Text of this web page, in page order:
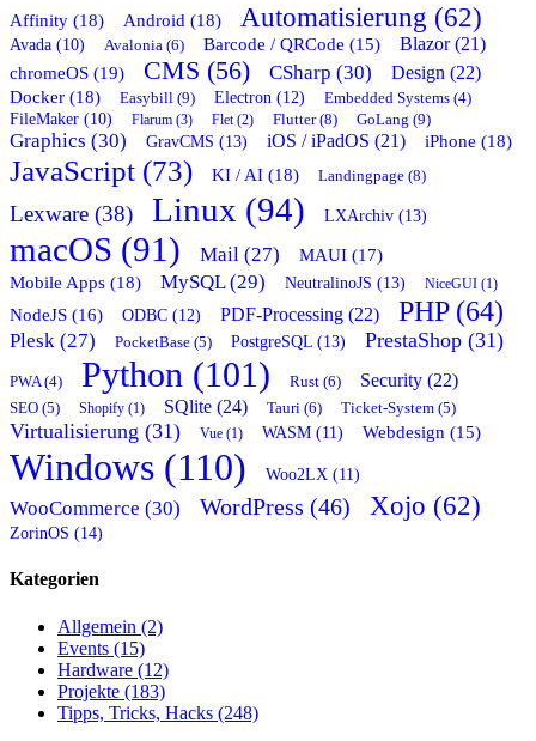
Affinity (18) Android (18) Automatisierung (62)
Avada (10) Avalonia (6) Barcode / QRCode (15)
Blazor (21)
chromeOS (19)
CMS (56) CSharp (30) Design (22)
Docker (18) Easybill (9) Electron (12) Embedded Systems (4)
FileMaker (10) Flarum (3) Flet (2) Flutter (8) GoLang (9)
Graphics (30) GravCMS (13) iOS / iPadOS (21) iPhone (18)
JavaScript (73) KI / AI (18) Landingpage (8)
Lexware (38) Linux (94) LXArchiv (13)
macOS (91) Mail (27)
MAUI (17)
Mobile Apps (18)
MySQL (29) NeutralinoJS (13) NiceGUI (1)
NodeJS (16) ODBC (12) PDF-Processing (22) PHP (64)
Plesk (27) PocketBase (5) PostgreSQL (13) PrestaShop (31)
PWA (4) Python (101) Rust (6) Security (22)
SEO (5) Shopify (1) SQlite (24) Tauri (6) Ticket-System (5)
Virtualisierung (31) Vue (1) WASM (11) Webdesign (15)
Windows (110) Woo2LX (11)
WooCommerce (30) WordPress (46) Xojo (62)
ZorinOS (14)
Kategorien
Allgemein (2)
Events (15)
Hardware (12)
Projekte (183)
Tipps, Tricks, Hacks (248)